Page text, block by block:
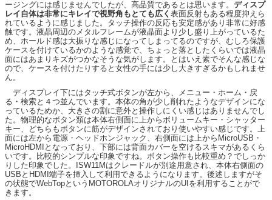
ージングには感じませんでしたが、高品質であるとは思います。 ディスプ
レイ自体は非常にキレイで視野角もとても広く 表面反射もある程度抑えら
れているように感じました。タッチ操作の反応も安定感があり非常に好感
触です。液晶周辺のメタルフレームが液晶面より少し盛り上がっているた
め、ホールド感は大振りな感じになってしまってるのですが、むしろ保護
ケースを付けているかのような感覚で、ちょっと落としたくらいでは液晶
面にはあまりキズがつかなそうな気がします。とはいえ素でそんな感じな
ので、ケースを付けたりすると女性の手には少し大きすぎるかもしれませ
ん。
ディスプレイ下にはタッチ式ボタンが左から、メニュー・ホーム・戻
る・検索と４つ並んでいます。本体の角が少し削れたようなデザインにな
っているためか、大きさの割に意外と操作しにくい感じはありませんでし
た。物理的なボタン類は本体右側面に上からボリュームキー・シャッター
キー、どちらもボタンに筋がデザインされており使いやすい感じです。上
面には左から電源・ヘッドホンジャック、右側面には上からMicroUSB・
MicroHDMIとなっており、下部には背面カバーを空けるスキマがあるくら
いです。比較的シンプルな印象ですね。ボタン操作も比較重め？でしっか
りした印象でした。ISW11Mはクレードルが別途用意され、本体右側面の
USBとHDMI端子を挿入して利用できるようになります。後述しますがそ
の状態でWebTopというMOTOROLAオリジナルのUIを利用することがで
きます。